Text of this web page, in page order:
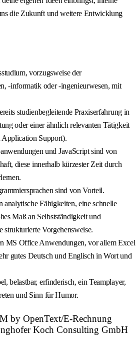
die Zukunft und weitere Entwicklung
vorzugsweise der
-informatik oder -ingenieurwesen, mit
studienbegleitende Praxiserfahrung in
oder einer ähnlich relevanten Tätigkeit
Support).
und JavaScript sind von
diese innerhalb kürzester Zeit durch
sind von Vorteil.
analytische Fähigkeiten, eine schnelle
Maß an Selbstständigkeit und
strukturierte Vorgehensweise.
MS Office Anwendungen, vor allem Excel
gutes Deutsch und Englisch in Wort und
belastbar, erfinderisch, ein Teamplayer,
und Sinn für Humor.
by OpenText/E-Rechnung
Koch Consulting GmbH